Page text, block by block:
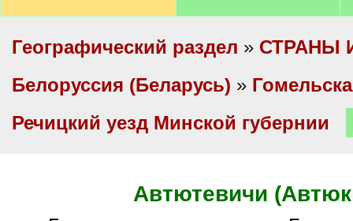
Географический раздел » СТРАНЫ
Белоруссия (Беларусь) »
Речицкий уезд Минской губернии
Автютевичи